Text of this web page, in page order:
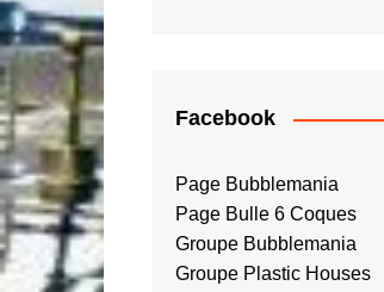
Facebook
Page Bubblemania
Page Bulle 6 Coques
Groupe Bubblemania
Groupe Plastic Houses